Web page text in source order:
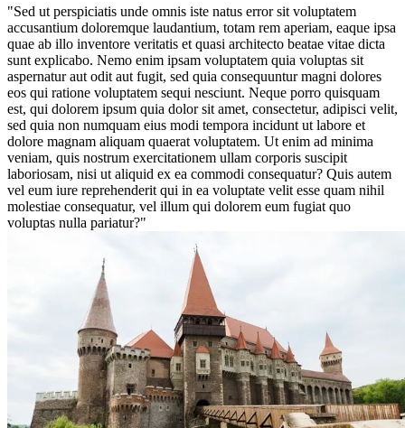
"Sed ut perspiciatis unde omnis iste natus error sit voluptatem
accusantium doloremque laudantium, totam rem aperiam, eaque ipsa
quae ab illo inventore veritatis et quasi architecto beatae vitae dicta
sunt explicabo. Nemo enim ipsam voluptatem quia voluptas sit
aspernatur aut odit aut fugit, sed quia consequuntur magni dolores
eos qui ratione voluptatem sequi nesciunt. Neque porro quisquam
est, qui dolorem ipsum quia dolor sit amet, consectetur, adipisci velit,
sed quia non numquam eius modi tempora incidunt ut labore et
dolore magnam aliquam quaerat voluptatem. Ut enim ad minima
veniam, quis nostrum exercitationem ullam corporis suscipit
laboriosam, nisi ut aliquid ex ea commodi consequatur? Quis autem
vel eum iure reprehenderit qui in ea voluptate velit esse quam nihil
molestiae consequatur, vel illum qui dolorem eum fugiat quo
voluptas nulla pariatur?"